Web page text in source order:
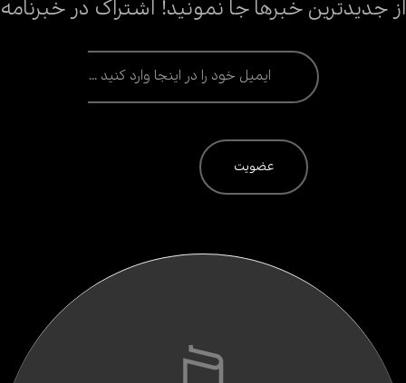
از جدیدترین خبرها جا نمونید! اشتراک در خبرنامه